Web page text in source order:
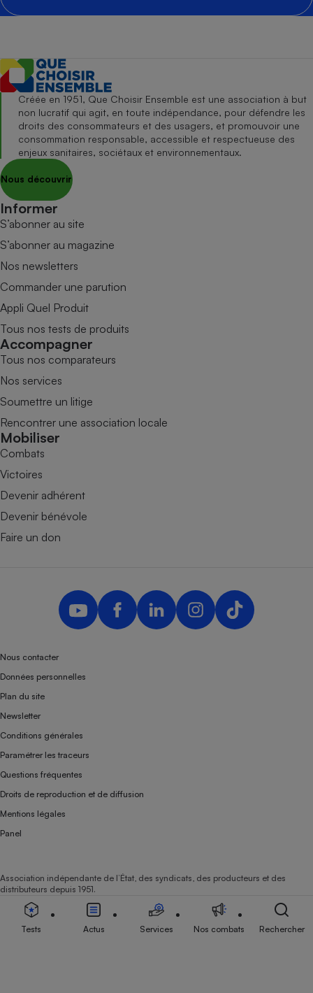
Créée en 1951, Que Choisir Ensemble est une association à but
non lucratif qui agit, en toute indépendance, pour défendre les
droits des consommateurs et des usagers, et promouvoir une
consommation responsable, accessible et respectueuse des
enjeux sanitaires, sociétaux et environnementaux.
Nous découvrir
Informer
S’abonner au site
S’abonner au magazine
Nos newsletters
Commander une parution
Appli Quel Produit
Tous nos tests de produits
Accompagner
Tous nos comparateurs
Nos services
Soumettre un litige
Rencontrer une association locale
Mobiliser
Combats
Victoires
Devenir adhérent
Devenir bénévole
Faire un don
Nous contacter
Données personnelles
Plan du site
Newsletter
Conditions générales
Paramétrer les traceurs
Questions fréquentes
Droits de reproduction et de diffusion
Mentions légales
Panel
Association indépendante de l’État, des syndicats, des producteurs et des
distributeurs depuis 1951.
Tests Actus Services Nos combats Rechercher